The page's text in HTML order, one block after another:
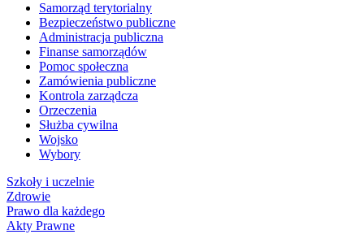
Samorząd terytorialny
Bezpieczeństwo publiczne
Administracja publiczna
Finanse samorządów
Pomoc społeczna
Zamówienia publiczne
Kontrola zarządcza
Orzeczenia
Służba cywilna
Wojsko
Wybory
Szkoły i uczelnie
Zdrowie
Prawo dla każdego
Akty Prawne